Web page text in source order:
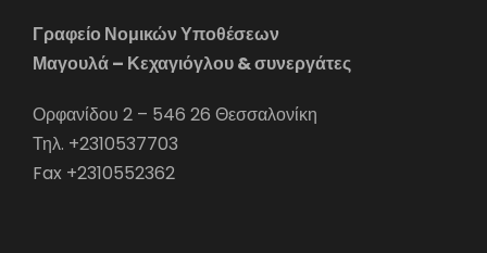
Γραφείο Νομικών Υποθέσεων
Μαγουλά – Κεχαγιόγλου & συνεργάτες
Ορφανίδου 2 – 546 26 Θεσσαλονίκη
Τηλ. +2310537703
Fax +2310552362